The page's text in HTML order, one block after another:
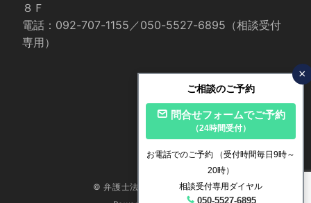
８Ｆ
電話：092-707-1155／050-5527-6895（相談受付
専用）
ご相談のご予約
×
問合せフォームでご予約
（24時間受付）
お電話でのご予約
（受付時間毎日9時～
20時）
相談受付専用ダイヤル
050-5527-6895
© 弁護士法人いかり法律事務所